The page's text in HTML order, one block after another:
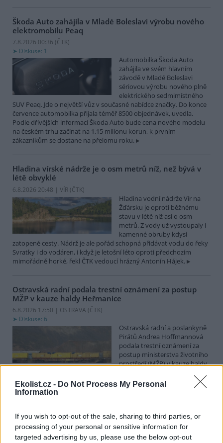
Ekolist.cz - Do Not Process My Personal
Information
If you wish to opt-out of the sale, sharing to third parties, or
processing of your personal or sensitive information for
targeted advertising by us, please use the below opt-out
Škoda Auto zahájila v Mladé Boleslavi výrobu nového
elektromobilu Peaq
7.8.2026 00:36 (ČTK)
Diskuse: 1
Automobilka Škoda Auto
zahájila ve svém hlavním
závodě v Mladé Boleslavi
sériovou výrobu nového plně
elektrického sedmimístného
SUV Peaq. Jde o největší vůz v současné nabídce značky. Do konce
července automobilka přijala téměř 8500 objednávek, uvedla.
Podle dřívějších informací Škoda Auto bude cena nového modelu
na českém trhu začínat na 1,15 milionu korun, k prvním
zákazníkům se dostane na přelomu roku.
Hladina vírské nádrže je o osm metrů níž, než bývá v
létě obvyklé
6.8.2026 20:48 | VÍR (ČTK)
Hladina vodní nádrže Vír na
Žďársku je oproti běžnému
stavu v létě níž asi o osm
metrů. Z vody už vystoupaly i
kamenné obruby kdysi
zatopené cesty. Nádrž je ale pořád schopná přidávat vodu do řeky
Svratky i do vodáren, i když je letošní léto oproti předchozím
mimořádně horké, řekl ČTK vedoucí hrázný Antonín Hájek.
Ostravská radní podala trestní oznámení za postup
MŽP v kauze haldy Heřmanice
6.8.2026 17:50 | OSTRAVA (ČTK)
Diskuse: 6
Ostravská radní a poslankyně
Pirátů Andrea Hoffmannová
podala trestní oznámení za
postup ministerstva životního
prostředí (MŽP) v kauze haldy
pirátská strana. Požaduje, aby policie prověřila okolnosti odebrání
případu České inspekci životního prostředí (ČIŽP) a zastavení řízení.
dalším osobám, jejichž účast na popsaném postupu může být
zjištěna prověřováním. Stanovisko MŽP a ČIŽP ČTK shání.